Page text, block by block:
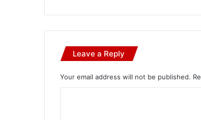
Leave a Reply
Your email address will not be published.